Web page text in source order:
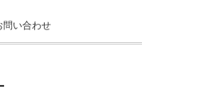
問い合わせ